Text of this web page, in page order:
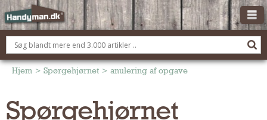
OM HANDYMAN.DK
FÅ 3 TILBUD
BOLIG KØBERÅDGIVNING
Hjem > Spørgehjørnet > anulering af opgave
Spørgehjørnet